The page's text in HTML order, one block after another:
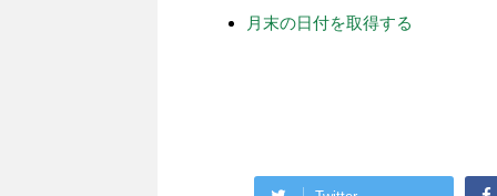
月末の日付を取得する